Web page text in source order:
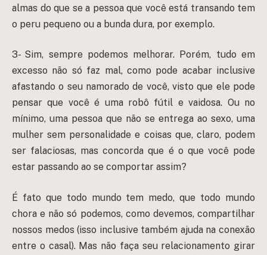
almas do que se a pessoa que você está transando tem
o peru pequeno ou a bunda dura, por exemplo.
3- Sim, sempre podemos melhorar. Porém, tudo em
excesso não só faz mal, como pode acabar inclusive
afastando o seu namorado de você, visto que ele pode
pensar que você é uma robô fútil e vaidosa. Ou no
mínimo, uma pessoa que não se entrega ao sexo, uma
mulher sem personalidade e coisas que, claro, podem
ser falaciosas, mas concorda que é o que você pode
estar passando ao se comportar assim?
É fato que todo mundo tem medo, que todo mundo
chora e não só podemos, como devemos, compartilhar
nossos medos (isso inclusive também ajuda na conexão
entre o casal). Mas não faça seu relacionamento girar